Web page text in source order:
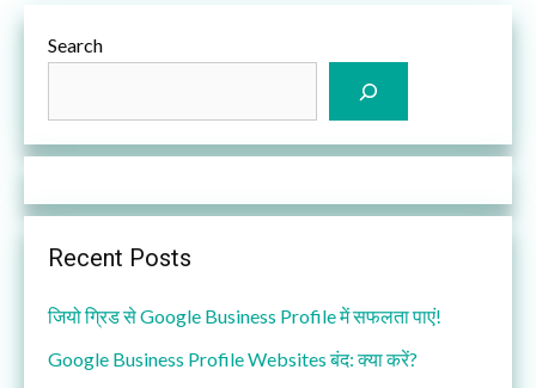
Search
Recent Posts
जियो ग्रिड से Google Business Profile में सफलता पाएं!
Google Business Profile Websites बंद: क्या करें?